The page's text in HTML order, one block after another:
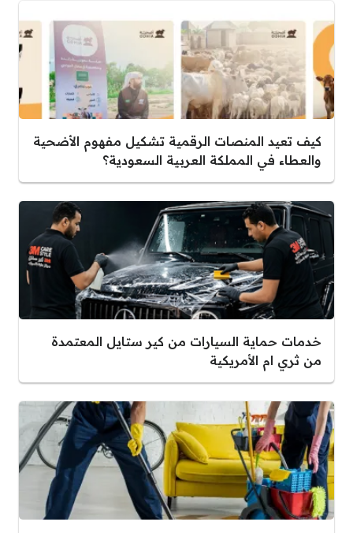
كيف تعيد المنصات الرقمية تشكيل مفهوم الأضحية
والعطاء في المملكة العربية السعودية؟
خدمات حماية السيارات من كير ستايل المعتمدة
من ثري ام الأمريكية